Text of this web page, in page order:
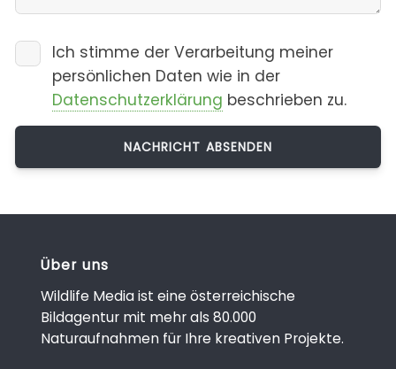
Ich stimme der Verarbeitung meiner
persönlichen Daten wie in der
Datenschutzerklärung beschrieben zu.
Über uns
Wildlife Media ist eine österreichische
Bildagentur mit mehr als 80.000
Naturaufnahmen für Ihre kreativen Projekte.